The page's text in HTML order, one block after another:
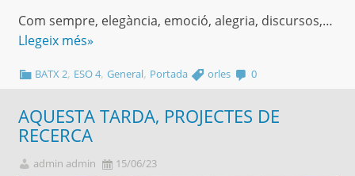
Com sempre, elegància, emoció, alegria, discursos,…
Llegeix més»
BATX 2, ESO 4,General, Portada orles 0
AQUESTA TARDA, PROJECTES DE
RECERCA
admin admin 15/06/23